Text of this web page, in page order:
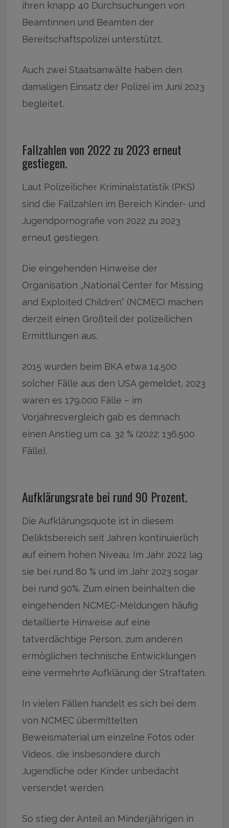
ihren knapp 40 Durchsuchungen von
Beamtinnen und Beamten der
Bereitschaftspolizei unterstützt.
Auch zwei Staatsanwälte haben den
damaligen Einsatz der Polizei im Juni 2023
begleitet.
Fallzahlen von 2022 zu 2023 erneut
gestiegen.
Laut Polizeilicher Kriminalstatistik (PKS)
sind die Fallzahlen im Bereich Kinder- und
Jugendpornografie von 2022 zu 2023
erneut gestiegen.
Die eingehenden Hinweise der
Organisation „National Center for Missing
and Exploited Children“ (NCMEC) machen
derzeit einen Großteil der polizeilichen
Ermittlungen aus.
2015 wurden beim BKA etwa 14.500
solcher Fälle aus den USA gemeldet, 2023
waren es 179.000 Fälle – im
Vorjahresvergleich gab es demnach
einen Anstieg um ca. 32 % (2022: 136.500
Fälle).
Aufklärungsrate bei rund 90 Prozent.
Die Aufklärungsquote ist in diesem
Deliktsbereich seit Jahren kontinuierlich
auf einem hohen Niveau. Im Jahr 2022 lag
sie bei rund 80 % und im Jahr 2023 sogar
bei rund 90%. Zum einen beinhalten die
eingehenden NCMEC-Meldungen häufig
detaillierte Hinweise auf eine
tatverdächtige Person, zum anderen
ermöglichen technische Entwicklungen
eine vermehrte Aufklärung der Straftaten.
In vielen Fällen handelt es sich bei dem
von NCMEC übermittelten
Beweismaterial um einzelne Fotos oder
Videos, die insbesondere durch
Jugendliche oder Kinder unbedacht
versendet werden.
So stieg der Anteil an Minderjährigen in